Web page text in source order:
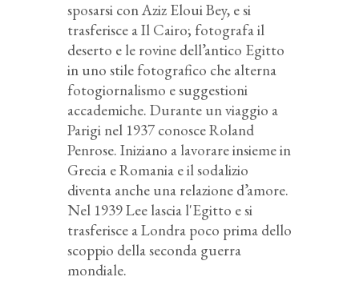
sposarsi con Aziz Eloui Bey, e si
trasferisce a Il Cairo; fotografa il
deserto e le rovine dell’antico Egitto
in uno stile fotografico che alterna
fotogiornalismo e suggestioni
accademiche. Durante un viaggio a
Parigi nel 1937 conosce Roland
Penrose. Iniziano a lavorare insieme in
Grecia e Romania e il sodalizio
diventa anche una relazione d’amore.
Nel 1939 Lee lascia l'Egitto e si
trasferisce a Londra poco prima dello
scoppio della seconda guerra
mondiale.